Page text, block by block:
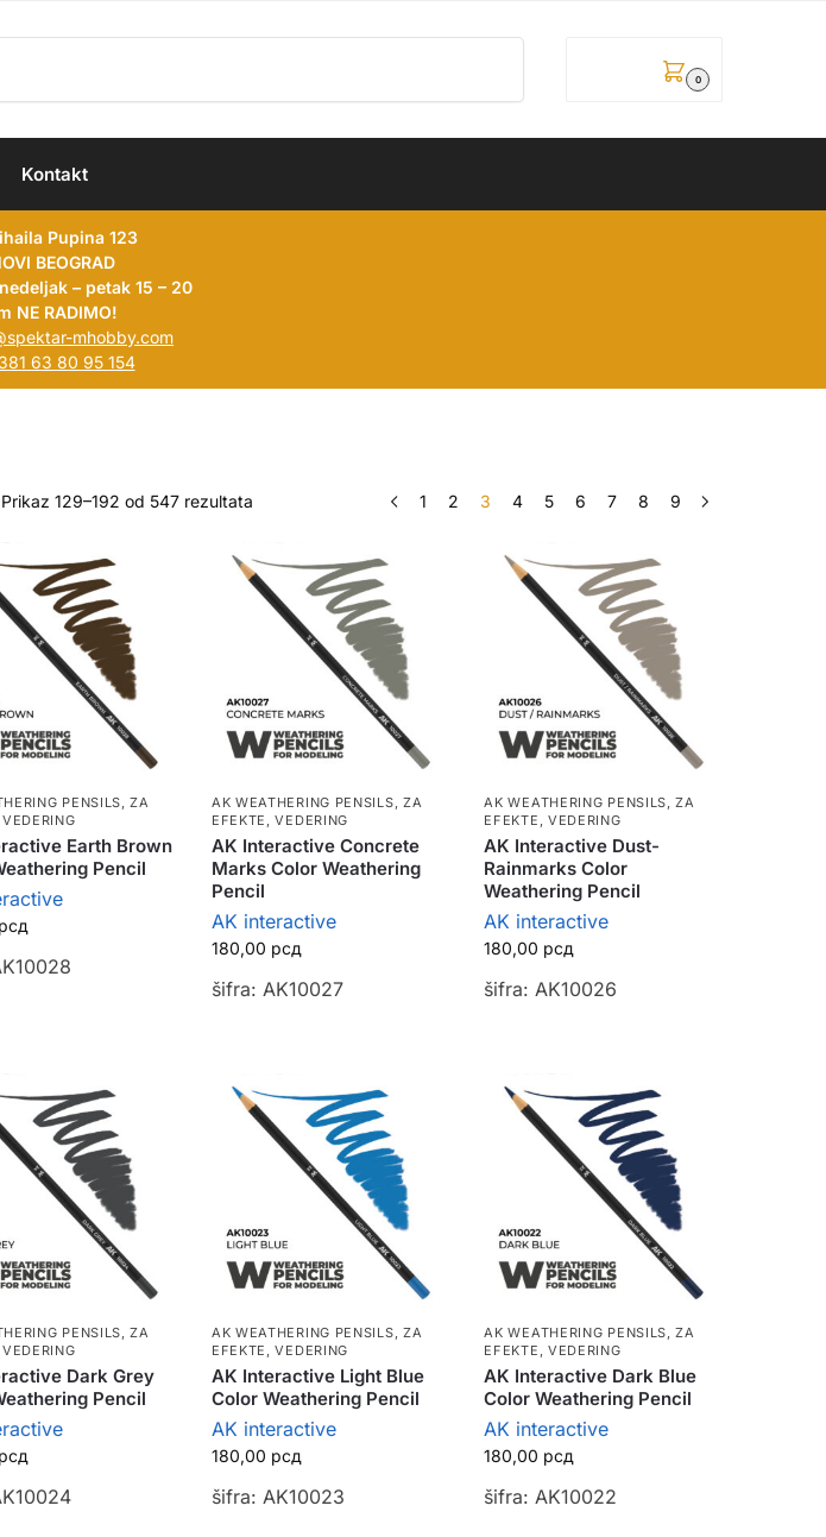
0
Kontakt
Pupina 123
BEOGRAD
– petak 15 – 20
NE RADIMO!
mhobby.com
63 80 95 154
Prikaz 129–192 od 547 rezultata 1 2 3 4 5 6 7 8 9
PENSILS ,ZA
Earth Brown
Pencil
рсд
AK WEATHERING PENSILS ZA
EFEKTE, VEDERING
AK Interactive Concrete
Marks Color Weathering
Pencil
AK interactive
180,00 рсд
šifra: AK10027
AK WEATHERING PENSILS ,ZA
EFEKTE, VEDERING
AK Interactive Dust-
Rainmarks Color
Weathering Pencil
AK interactive
180,00 рсд
šifra: AK10026
PENSILS,ZA
Dark Grey
Pencil
рсд
AK WEATHERING PENSILS, ZA
EFEKTE, VEDERING
AK Interactive Light Blue
Color Weathering Pencil
AK interactive
180,00 рсд
šifra: AK10023
AK WEATHERING PENSILS,ZA
EFEKTE, VEDERING
AK Interactive Dark Blue
Color Weathering Pencil
AK interactive
180,00 рсд
šifra: AK10022